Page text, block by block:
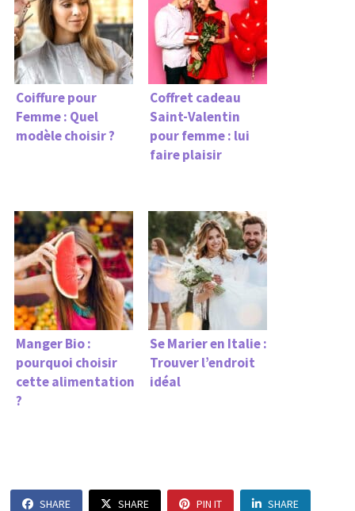
Coiffure pour
Femme : Quel
modèle choisir ?
Coffret cadeau
Saint-Valentin
pour femme : lui
faire plaisir
Manger Bio :
pourquoi choisir
cette alimentation
?
Se Marier en Italie :
Trouver l’endroit
idéal
SHARE SHARE PIN IT SHARE